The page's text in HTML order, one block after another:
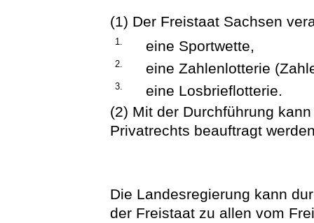
(1) Der Freistaat Sachsen
1. eine Sportwette,
2. eine Zahlenlotterie
3.
eine Losbrieflotterie.
(2) Mit der Durchführung
Privatrechts beauftragt
Die Landesregierung kann
der Freistaat zu allen vom